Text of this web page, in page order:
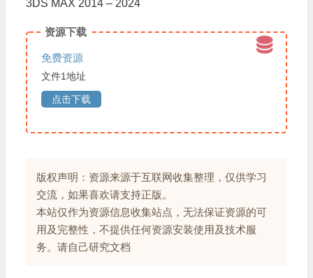
3DS MAX 2014 – 2024
资源下载
免费资源
文件1地址
点击下载
版权声明：资源来源于互联网收集整理，仅供学习
交流，如果喜欢请支持正版。
本站仅作为资源信息收集站点，无法保证资源的可
用及完整性，不提供任何资源安装使用及技术服
务。请自己研究文档